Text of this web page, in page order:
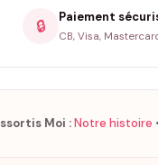
🔒 Paiement
CB, Visa,
Moi :Notre histoire •